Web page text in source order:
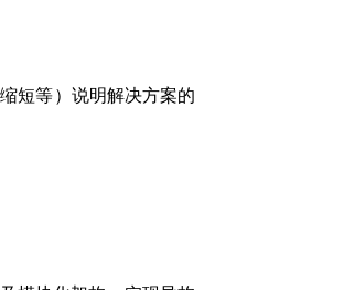
短等）说明解决方案的